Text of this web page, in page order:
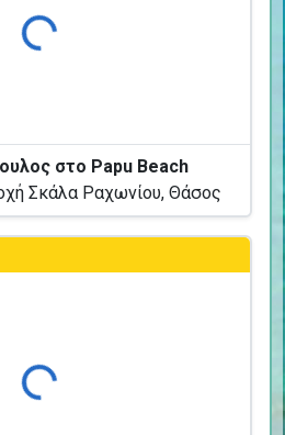
Φόρτωση...
στο Papu Beach
Σκάλα Ραχωνίου, Θάσος
Φόρτωση...